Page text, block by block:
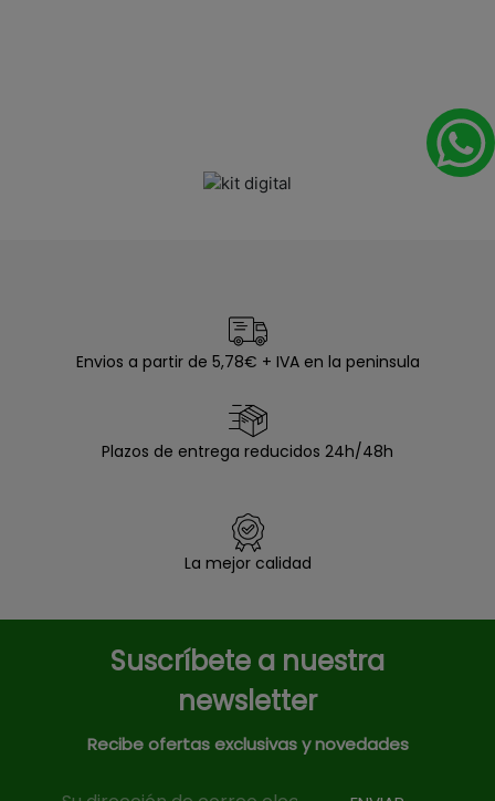
Envios a partir de 5,78€ + IVA en la peninsula
Plazos de entrega reducidos 24h/48h
La mejor calidad
Suscríbete a nuestra
newsletter
Recibe ofertas exclusivas y novedades